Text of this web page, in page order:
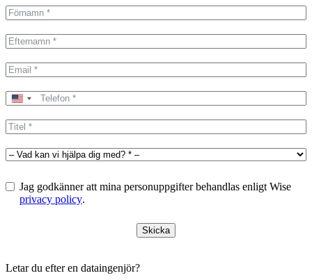
United
+1
Jag godkänner att mina personuppgifter behandlas enligt Wise
privacy policy.
Skicka
Letar du efter en dataingenjör?